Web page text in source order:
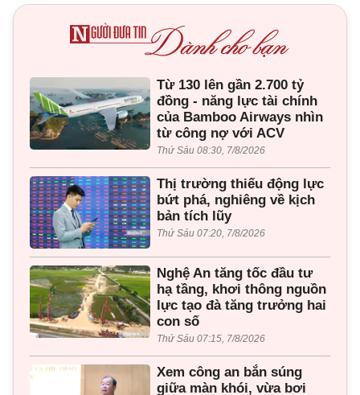
Từ 130 lên gần 2.700 tỷ
đồng - năng lực tài chính
của Bamboo Airways nhìn
từ công nợ với ACV
Thứ Sáu 08:30, 7/8/2026
Thị trường thiếu động lực
bứt phá, nghiêng về kịch
bản tích lũy
Thứ Sáu 07:20, 7/8/2026
Nghệ An tăng tốc đầu tư
hạ tầng, khơi thông nguồn
lực tạo đà tăng trưởng hai
con số
Thứ Sáu 07:15, 7/8/2026
Xem công an bắn súng
giữa màn khói, vừa bơi